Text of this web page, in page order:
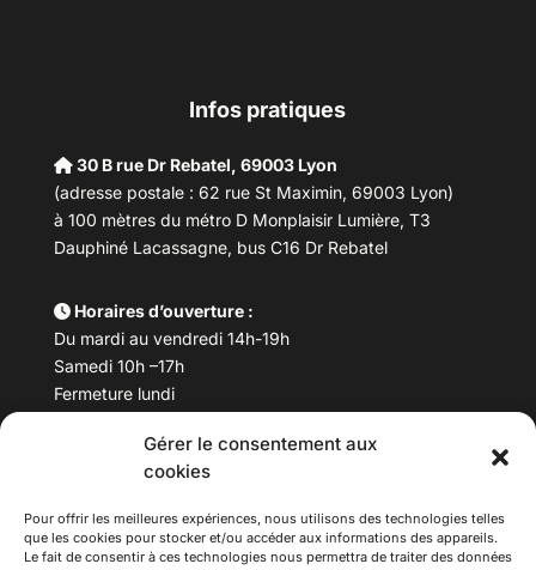
Gérer le consentement aux
cookies
Pour offrir les meilleures expériences, nous utilisons des technologies telles
que les cookies pour stocker et/ou accéder aux informations des appareils.
Le fait de consentir à ces technologies nous permettra de traiter des données
Infos pratiques
30 B rue Dr Rebatel, 69003 Lyon
(adresse postale : 62 rue St Maximin, 69003 Lyon)
à 100 mètres du métro D Monplaisir Lumière, T3
Dauphiné Lacassagne, bus C16 Dr Rebatel
Horaires d’ouverture :
Du mardi au vendredi 14h-19h
Samedi 10h –17h
Fermeture lundi
Téléphone : 04 78 53 06 40
maisondesculturesasiatiques@asiexpo.com